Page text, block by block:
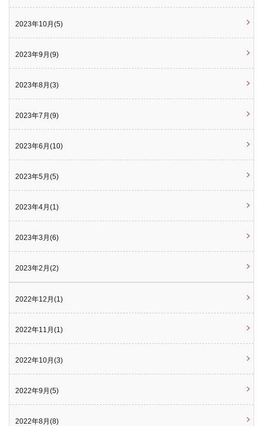
2023年10月(5)
2023年9月(9)
2023年8月(3)
2023年7月(9)
2023年6月(10)
2023年5月(5)
2023年4月(1)
2023年3月(6)
2023年2月(2)
2022年12月(1)
2022年11月(1)
2022年10月(3)
2022年9月(5)
2022年8月(8)